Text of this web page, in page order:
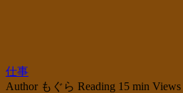
仕事
Authorもぐら Reading 15 min Views